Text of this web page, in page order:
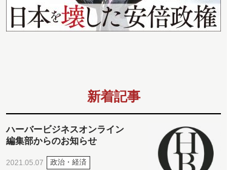
新着記事
ハーバービジネスオンライン
編集部からのお知らせ
2021.05.07 政治・経済